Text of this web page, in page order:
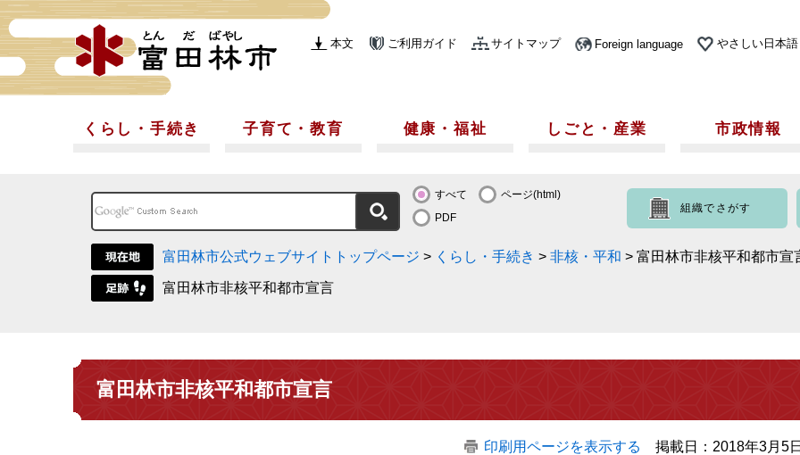
本文 ご利用ガイド サイトマップ Foreign language やさしい日本語
くらし・手続き 子育て・教育 健康・福祉 しごと・産業 市政情報
すべて
ページ(html)
PDF
組織でさがす
富田林市公式ウェブサイトトップページ > くらし・手続き > 非核・平和 > 富田林市非核平和都市宣
富田林市非核平和都市宣言
富田林市非核平和都市宣言
印刷用ページを表示する 掲載日：2018年3月5